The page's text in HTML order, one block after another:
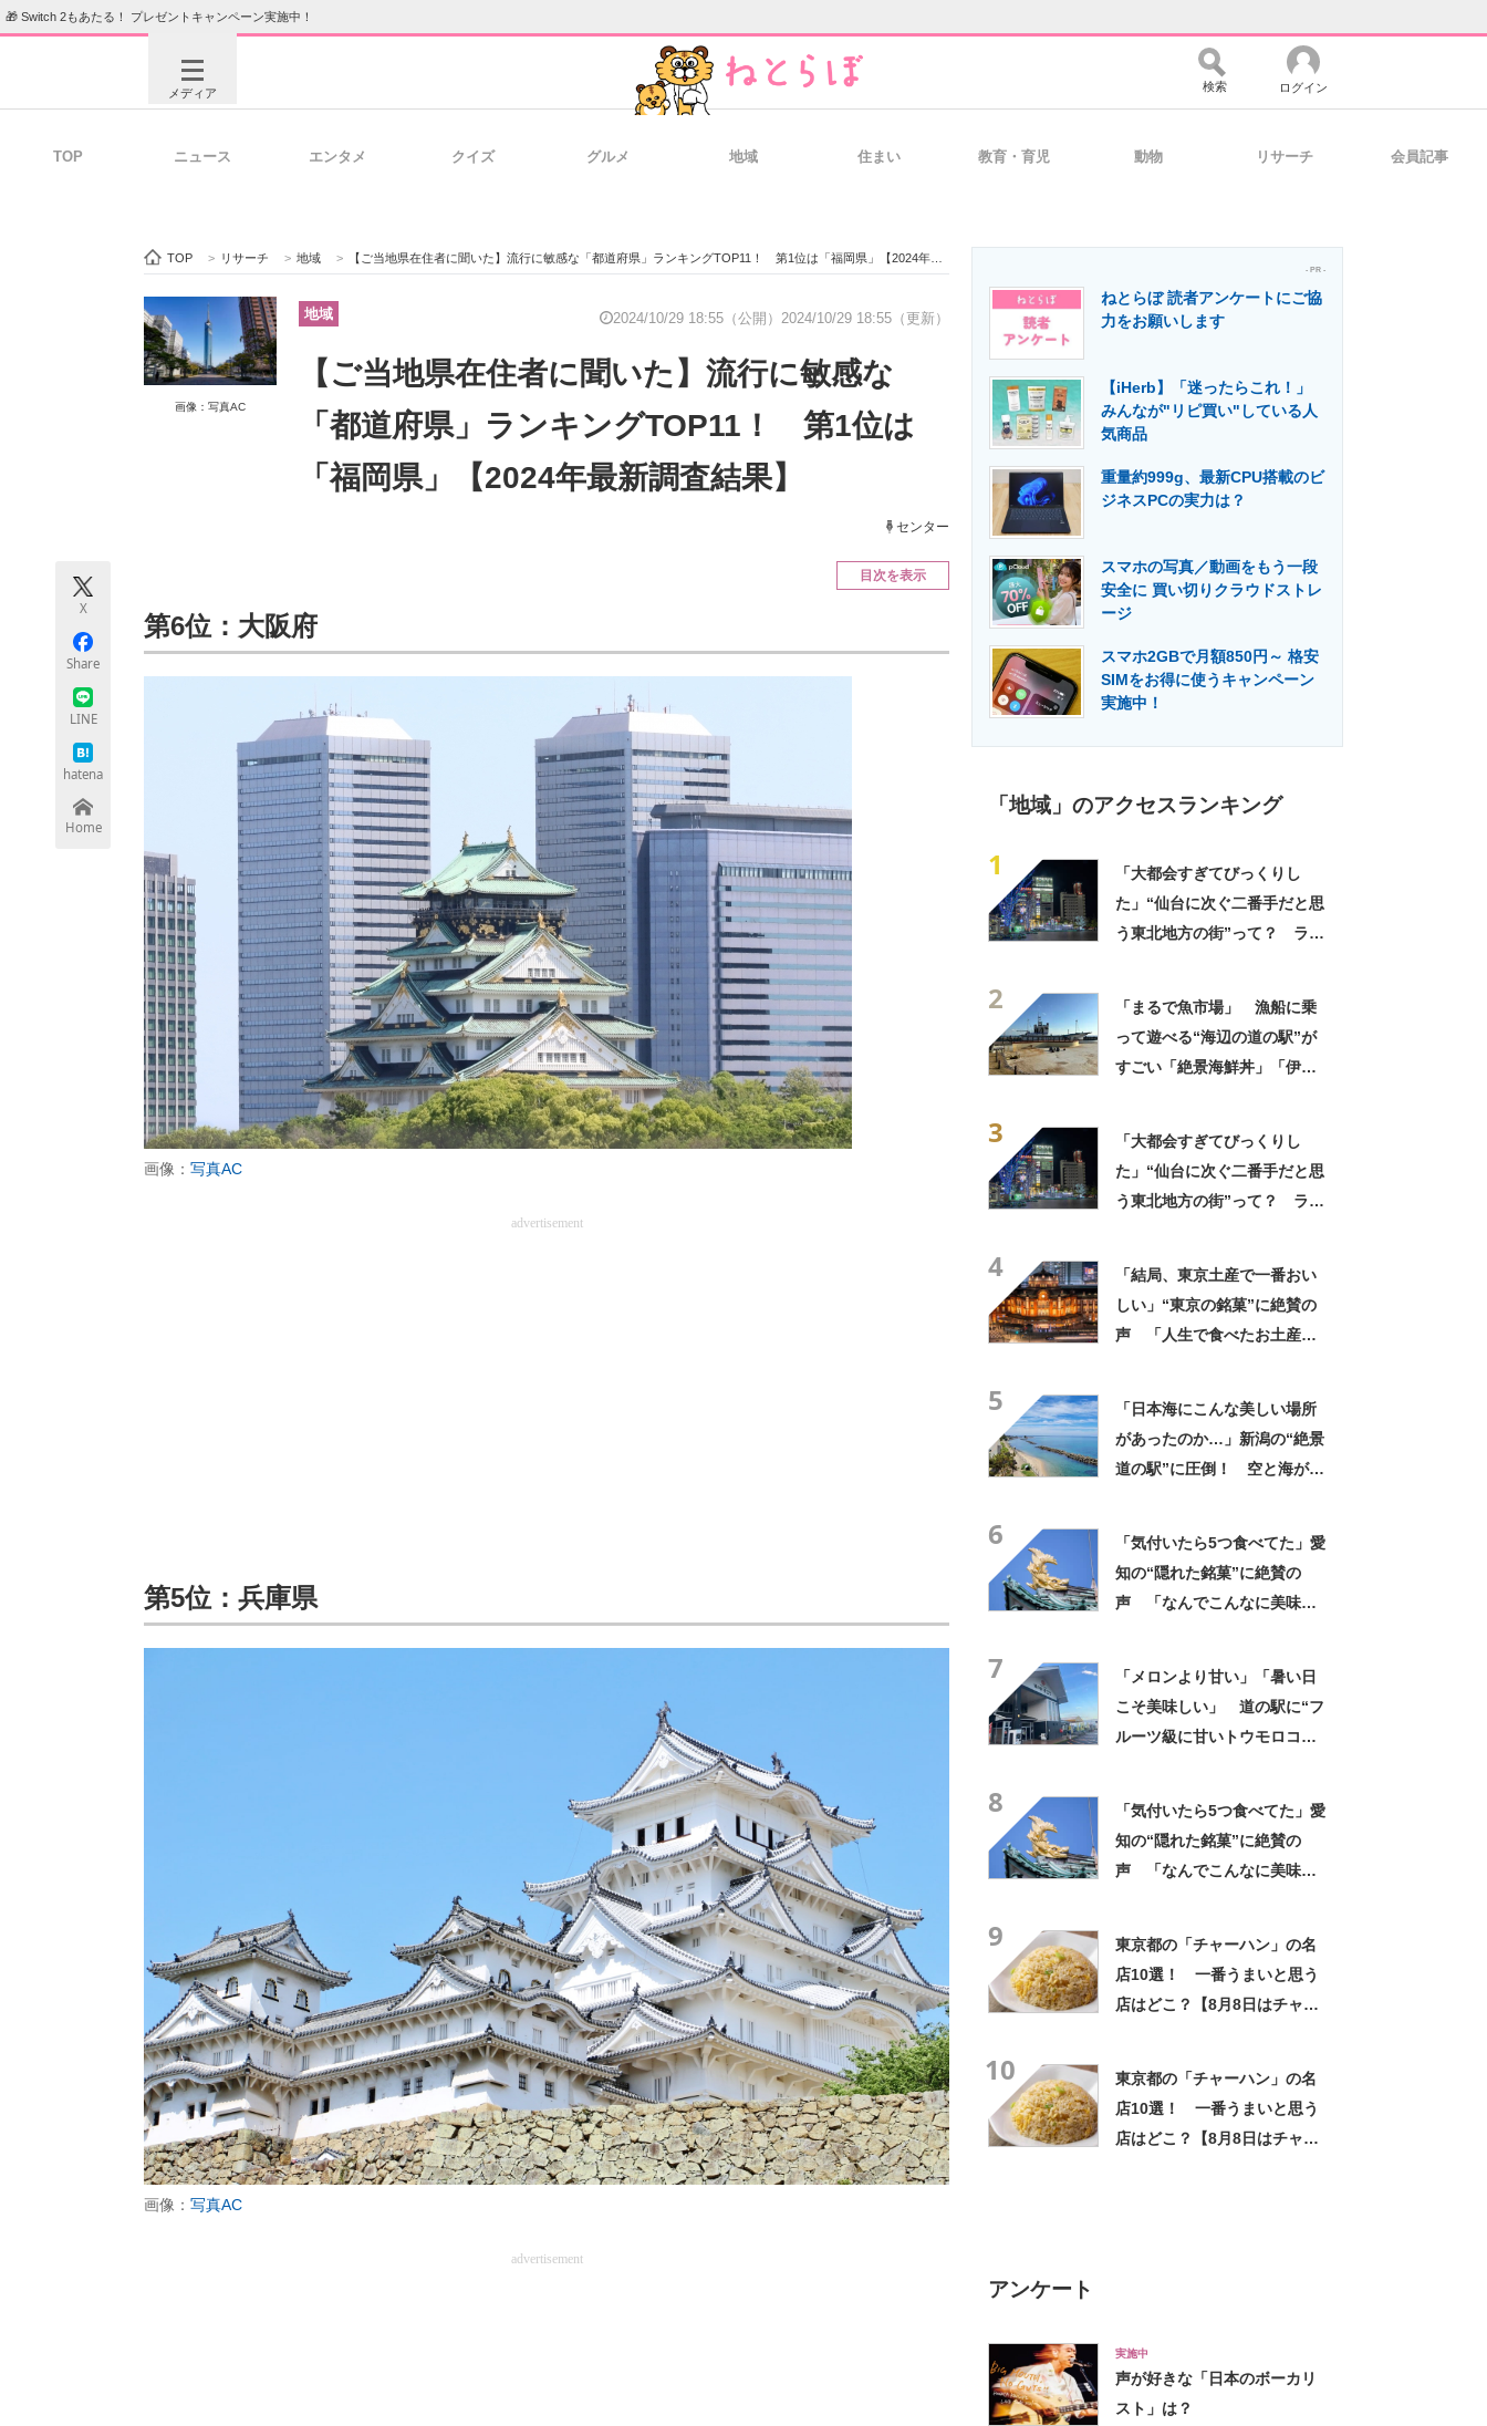
🎁 Switch 2もあたる！ プレゼントキャンペーン実施中！
メディア
ビジネスと働き方のヒント 経営リーダーのコミュニティ マーケ×ITの今がよく分かる
ITエンジニア向け専門サイト 製造業のIT導入・活用を支援
エネルギーの専門メディア 建設×テクノロジーの最前線
ちょっと気になるネットの話題
検索 ログイン
TOP ニュース エンタメ クイズ グルメ 地域 住まい 教育・育児 動物 リサーチ 会員記事
TOP > リサーチ > 地域 > 【ご当地県在住者に聞いた】流行に敏感な「都道府県」ランキングTOP11！ 第1位は「福岡県」【2024年最新調査結果】
画像：写真AC
地域 2024/10/29 18:55（公開） 2024/10/29 18:55（更新）
【ご当地県在住者に聞いた】流行に敏感な
「都道府県」ランキングTOP11！ 第1位は
「福岡県」【2024年最新調査結果】
センター
X
Share
LINE
hatena
Home
目次を表示
第6位：大阪府
画像： 写真AC
advertisement
第5位：兵庫県
画像： 写真AC
advertisement
- PR -
ねとらぼ 読者アンケートにご協
力をお願いします
【iHerb】「迷ったらこれ！」
みんなが"リピ買い"している人
気商品
重量約999g、最新CPU搭載のビ
ジネスPCの実力は？
スマホの写真／動画をもう一段
安全に 買い切りクラウドストレ
ージ
スマホ2GBで月額850円～ 格安
SIMをお得に使うキャンペーン
実施中！
「地域」のアクセスランキング
1
「大都会すぎてびっくりし
た」“仙台に次ぐ二番手だと思
う東北地方の街”って？ ラン
2
「まるで魚市場」 漁船に乗
って遊べる“海辺の道の駅”が
すごい「絶景海鮮丼」「伊勢
3
「大都会すぎてびっくりし
た」“仙台に次ぐ二番手だと思
う東北地方の街”って？ ラン
4
「結局、東京土産で一番おい
しい」“東京の銘菓”に絶賛の
声 「人生で食べたお土産の
5
「日本海にこんな美しい場所
があったのか…」新潟の“絶景
道の駅”に圧倒！ 空と海が染
6
「気付いたら5つ食べてた」愛
知の“隠れた銘菓”に絶賛の
声 「なんでこんなに美味し
7
「メロンより甘い」「暑い日
こそ美味しい」 道の駅に“フ
ルーツ級に甘いトウモロコ
8
「気付いたら5つ食べてた」愛
知の“隠れた銘菓”に絶賛の
声 「なんでこんなに美味し
9
東京都の「チャーハン」の名
店10選！ 一番うまいと思う
店はどこ？【8月8日はチャー
10
東京都の「チャーハン」の名
店10選！ 一番うまいと思う
店はどこ？【8月8日はチャー
アンケート
実施中
声が好きな「日本のボーカリ
スト」は？